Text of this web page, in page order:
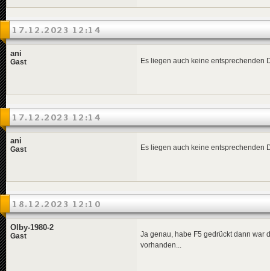
17.12.2023 12:14
ani
Gast Es liegen auch keine entsprechenden
17.12.2023 12:14
ani
Gast Es liegen auch keine entsprechenden
18.12.2023 12:10
Olby-1980-2
Gast
Ja genau, habe F5 gedrückt dann war
vorhanden...